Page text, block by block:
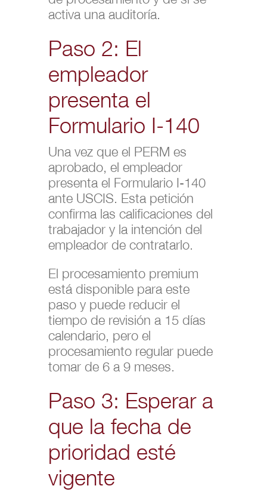
activa una auditoría.
Paso 2: El
empleador
presenta el
Formulario I-140
Una vez que el PERM es
aprobado, el empleador
presenta el Formulario I-140
ante USCIS. Esta petición
confirma las calificaciones del
trabajador y la intención del
empleador de contratarlo.
El procesamiento premium
está disponible para este
paso y puede reducir el
tiempo de revisión a 15 días
calendario, pero el
procesamiento regular puede
tomar de 6 a 9 meses.
Paso 3: Esperar a
que la fecha de
prioridad esté
vigente